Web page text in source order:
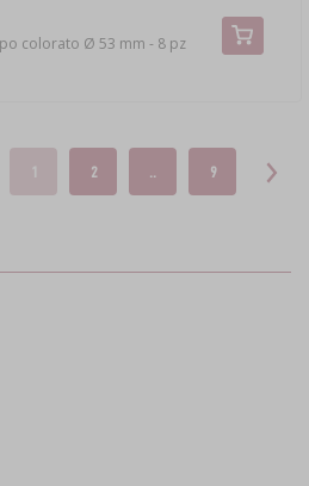
colorato Ø 53 mm - 8 pz
1 2 .. 9